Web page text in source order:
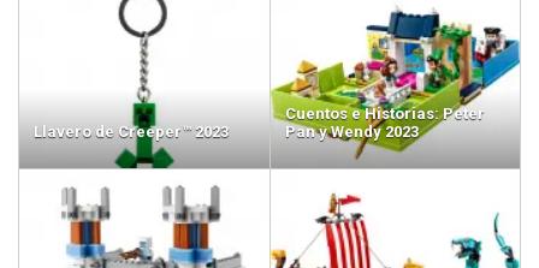
Llavero de Creeper™ 2023
Cuentos e Historias: Peter
Pan y Wendy 2023